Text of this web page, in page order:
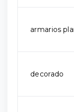
armarios
decorado